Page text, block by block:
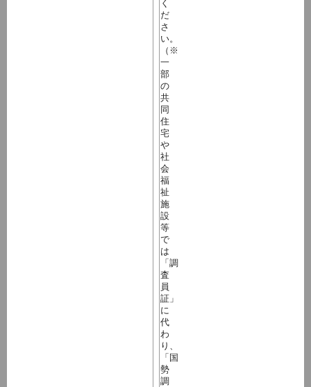
く
だ
さ
い。
（※
一
部
の
共
同
住
宅
や
社
会
福
祉
施
設
等
で
は
「調
査
員
証」
に
代
わ
り、
「国
勢
調